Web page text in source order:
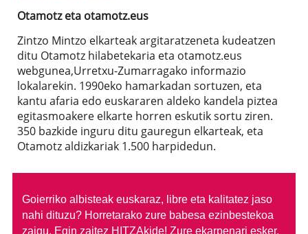
Otamotz eta otamotz.eus
Zintzo Mintzo elkarteak argitaratzeneta kudeatzen
ditu Otamotz hilabetekaria eta otamotz.eus
webgunea,Urretxu-Zumarragako informazio
lokalarekin. 1990eko hamarkadan sortuzen, eta
kantu afaria edo euskararen aldeko kandela piztea
egitasmoakere elkarte horren eskutik sortu ziren.
350 bazkide inguru ditu gauregun elkarteak, eta
Otamotz aldizkariak 1.500 harpidedun.
Goierriko albisteak euskaraz, libre eta kalitatez jaso
nahi dituzu? Horretarako zure babesa ezinbestekoa
zaigu. Egin zaitez HITZAkide! Zure ekarpenari esker,